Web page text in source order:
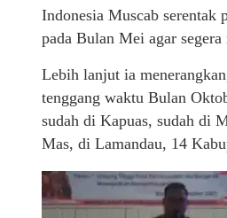
Indonesia Muscab serentak
pada Bulan Mei agar
Lebih lanjut ia
tenggang waktu Bulan
sudah di Kapuas, sudah di
Mas, di Lamandau, 14